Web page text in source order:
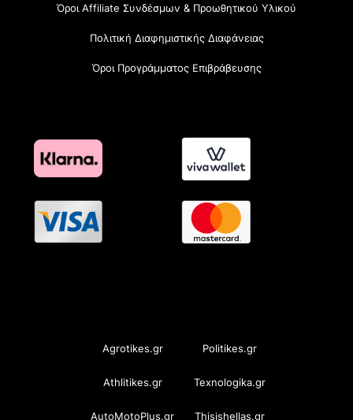
Όροι Affiliate Συνδέσμων & Προωθητικού Υλικού
Πολιτική Διαφημιστικής Διαφάνειας
Όροι Προγράμματος Επιβράβευσης
Agrotikes.gr Politikes.gr
Athlitikes.gr Texnologika.gr
AutoMotoPlus.gr Thisishellas.gr